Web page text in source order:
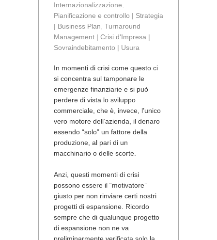
Internazionalizzazione
Pianificazione e controllo | Strategia
| Business Plan Turnaround
Management | Crisi d'Impresa |
Sovraindebitamento | Usura
In momenti di crisi come questo ci
si concentra sul tamponare le
emergenze finanziarie e si può
perdere di vista lo sviluppo
commerciale, che è, invece, l’unico
vero motore dell’azienda, il denaro
essendo “solo” un fattore della
produzione, al pari di un
macchinario o delle scorte.
Anzi, questi momenti di crisi
possono essere il “motivatore”
giusto per non rinviare certi nostri
progetti di espansione. Ricordo
sempre che di qualunque progetto
di espansione non ne va
preliminarmente verificata solo la